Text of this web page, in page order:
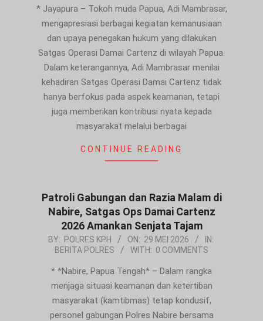
30
* Jayapura – Tokoh muda Papua, Adi Mambrasar,
mengapresiasi berbagai kegiatan kemanusiaan
dan upaya penegakan hukum yang dilakukan
Satgas Operasi Damai Cartenz di wilayah Papua.
Dalam keterangannya, Adi Mambrasar menilai
kehadiran Satgas Operasi Damai Cartenz tidak
hanya berfokus pada aspek keamanan, tetapi
juga memberikan kontribusi nyata kepada
masyarakat melalui berbagai
CONTINUE READING
Patroli Gabungan dan Razia Malam di
Nabire, Satgas Ops Damai Cartenz
2026 Amankan Senjata Tajam
2026-
BY: POLRES KPH ON: 29 MEI 2026
IN:
BERITA POLRES
WITH: 0 COMMENTS
* *Nabire, Papua Tengah* – Dalam rangka
menjaga situasi keamanan dan ketertiban
masyarakat (kamtibmas) tetap kondusif,
personel gabungan Polres Nabire bersama